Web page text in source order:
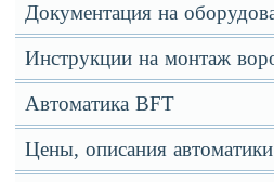
Документация на
Инструкции на монтаж
Автоматика BFT
Цены, описания автоматики